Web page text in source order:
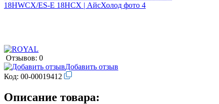
Отзывов: 0
Добавить отзыв
Код: 00-00019412
Описание товара: